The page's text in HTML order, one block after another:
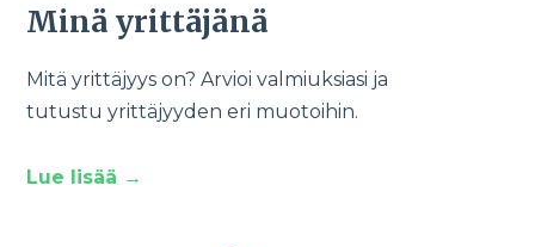
Minä yrittäjänä
Mitä yrittäjyys on? Arvioi valmiuksiasi ja
tutustu yrittäjyyden eri muotoihin.
Lue lisää →